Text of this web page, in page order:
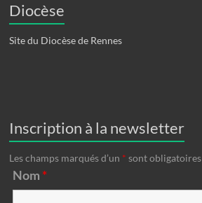
Diocèse
Site du Diocèse de Rennes
Inscription à la newsletter
Les champs marqués d’un * sont obligatoires
Nom *